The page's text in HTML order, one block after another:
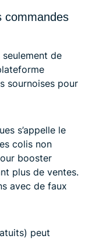
commandes
seulement de
sournoises pour
s’appelle le
colis non
booster
plus de ventes.
avec de faux
peut